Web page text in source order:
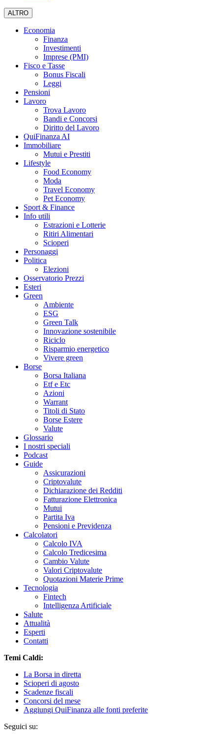
ALTRO
Economia
Finanza
Investimenti
Imprese (PMI)
Fisco e Tasse
Bonus Fiscali
Leggi
Pensioni
Lavoro
Trova Lavoro
Bandi e Concorsi
Diritto del Lavoro
QuiFinanza AI
Immobiliare
Mutui e Prestiti
Lifestyle
Food Economy
Moda
Travel Economy
Pet Economy
Sport & Finance
Info utili
Estrazioni e Lotterie
Ritiri Alimentari
Scioperi
Personaggi
Politica
Elezioni
Osservatorio Prezzi
Esteri
Green
Ambiente
ESG
Green Talk
Innovazione sostenibile
Riciclo
Risparmio energetico
Vivere green
Borse
Borsa Italiana
Etf e Etc
Azioni
Warrant
Titoli di Stato
Borse Estere
Valute
Glossario
I nostri speciali
Podcast
Guide
Assicurazioni
Criptovalute
Dichiarazione dei Redditi
Fatturazione Elettronica
Mutui
Partita Iva
Pensioni e Previdenza
Calcolatori
Calcolo IVA
Calcolo Tredicesima
Cambio Valute
Valori Criptovalute
Quotazioni Materie Prime
Tecnologia
Fintech
Intelligenza Artificiale
Salute
Attualità
Esperti
Contatti
Temi Caldi:
La Borsa in diretta
Scioperi di agosto
Scadenze fiscali
Concorsi del mese
Aggiungi QuiFinanza alle fonti preferite
Seguici su: